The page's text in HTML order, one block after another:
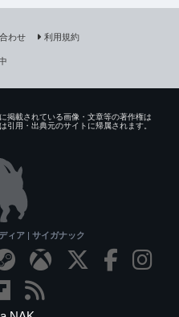
わせ
利用規約
掲載されている画像・文章等の著作権は
引用・出典元のサイトに帰属されます。
ィア | サイガナック